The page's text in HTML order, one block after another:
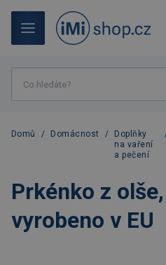
Domů / Domácnost /
Doplňky
na vaření
a pečení
Prkénko z
vyrobeno v EU